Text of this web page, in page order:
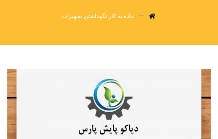
ماده به کار نگهداشتن تجهیزات